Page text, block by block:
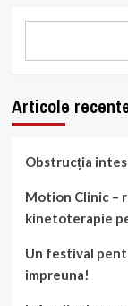
lacuri
Articole
Obstrucția
Motion Clinic –
kinetoterapie
Un festival
impreuna!